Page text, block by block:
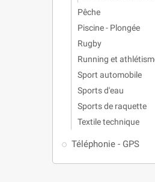
Pêche
Piscine - Plongée
Rugby
Running et
Sport automobile
Sports d'eau
Sports de raquette
Textile technique
Téléphonie - GPS